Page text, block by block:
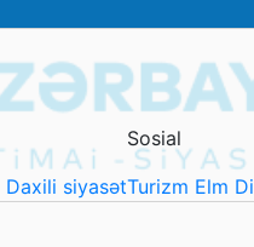
Daxili siyasət
Sosial
Turizm Elm